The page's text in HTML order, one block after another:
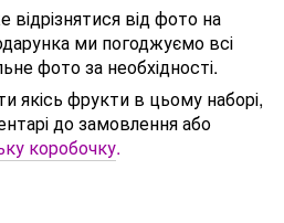
від фото на
ми погоджуємо всі
фото за необхідності.
якісь фрукти в цьому наборі,
до замовлення або
коробочку.